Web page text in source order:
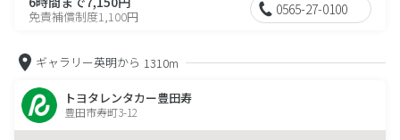
免責補償制度1,100円 0565-27-0100
ギャラリー英明から 1310m
トヨタレンタカー豊田寿
豊田市寿町3-12